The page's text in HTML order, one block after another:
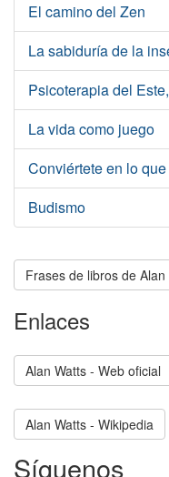
El camino del Zen
La sabiduría de la
Psicoterapia del
La vida como juego
Conviértete en lo
Budismo
Frases de libros de Alan
Enlaces
Alan Watts - Web oficial
Alan Watts - Wikipedia
Síguenos